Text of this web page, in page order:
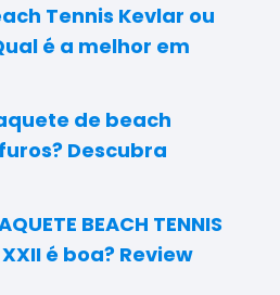
Tennis Kevlar ou
é a melhor em
de beach
Descubra
BEACH TENNIS
XXII é boa? Review